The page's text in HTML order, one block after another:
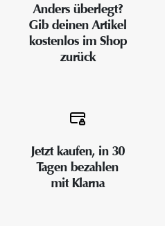
Anders überlegt?
Gib deinen Artikel
kostenlos im Shop
zurück
Jetzt kaufen, in 30
Tagen bezahlen
mit Klarna